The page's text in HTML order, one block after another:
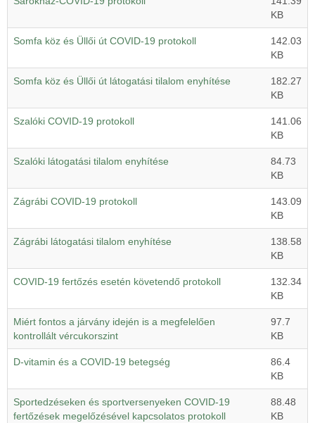
KB
Somfa köz és Üllői út COVID-19 protokoll
142.03
KB
Somfa köz és Üllői út látogatási tilalom enyhítése
182.27
KB
Szalóki COVID-19 protokoll
141.06
KB
Szalóki látogatási tilalom enyhítése
84.73
KB
Zágrábi COVID-19 protokoll
143.09
KB
Zágrábi látogatási tilalom enyhítése
138.58
KB
COVID-19 fertőzés esetén követendő protokoll
132.34
KB
Miért fontos a járvány idején is a megfelelően
kontrollált vércukorszint
97.7
KB
D-vitamin és a COVID-19 betegség
86.4
KB
Sportedzéseken és sportversenyeken COVID-19
fertőzések megelőzésével kapcsolatos protokoll
88.48
KB